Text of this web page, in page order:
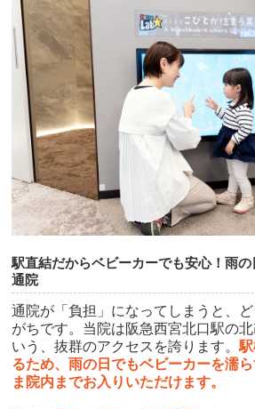
駅直結だからベビーカーでも安心！雨
通院
通院が「負担」になってしまうと、
がちです。当院は阪急西宮北口駅の
いう、抜群のアクセスを誇ります。
るため、雨の日でもベビーカーを濡
ま院内までお入りいただけます。